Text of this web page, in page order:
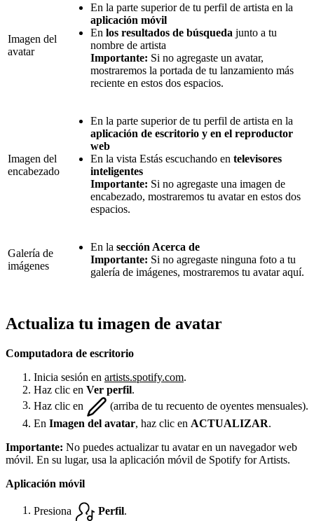
Imagen del
avatar
En la parte superior de tu perfil de artista en la
aplicación móvil
En los resultados de búsqueda junto a tu
nombre de artista
Importante: Si no agregaste un avatar,
mostraremos la portada de tu lanzamiento más
reciente en estos dos espacios.
Imagen del
encabezado
En la parte superior de tu perfil de artista en la
aplicación de escritorio y en el reproductor
web
En la vista Estás escuchando en televisores
inteligentes
Importante: Si no agregaste una imagen de
encabezado, mostraremos tu avatar en estos dos
espacios.
Galería de
imágenes
En la sección Acerca de
Importante: Si no agregaste ninguna foto a tu
galería de imágenes, mostraremos tu avatar aquí.
Actualiza tu imagen de avatar
Computadora de escritorio
Inicia sesión en artists.spotify.com.
Haz clic en Ver perfil.
Haz clic en
(arriba de tu recuento de oyentes mensuales).
En Imagen del avatar, haz clic en ACTUALIZAR.
Importante: No puedes actualizar tu avatar en un navegador web
móvil. En su lugar, usa la aplicación móvil de Spotify for Artists.
Aplicación móvil
Presiona Perfil